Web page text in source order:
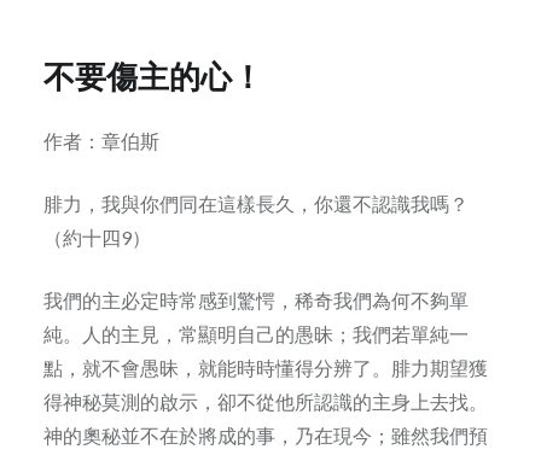
不要傷主的心！
作者：章伯斯
腓力，我與你們同在這樣長久，你還不認識我嗎？
（約十四9）
我們的主必定時常感到驚愕，稀奇我們為何不夠單
純。人的主見，常顯明自己的愚昧；我們若單純一
點，就不會愚昧，就能時時懂得分辨了。腓力期望獲
得神秘莫測的啟示，卻不從他所認識的主身上去找。
神的奧秘並不在於將成的事，乃在現今；雖然我們預